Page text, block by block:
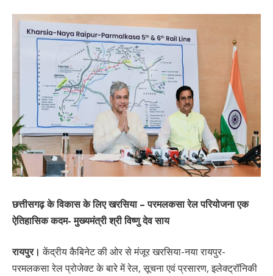
छत्तीसगढ़ के विकास के लिए खरसिया – परमलकसा रेल परियोजना एक
ऐतिहासिक कदम- मुख्यमंत्री श्री विष्णु देव साय
रायपुर। केंद्रीय कैबिनेट की ओर से मंजूर खरसिया-नया रायपुर-
परमलकसा रेल प्रोजेक्ट के बारे में रेल, सूचना एवं प्रसारण, इलेक्ट्रॉनिकी